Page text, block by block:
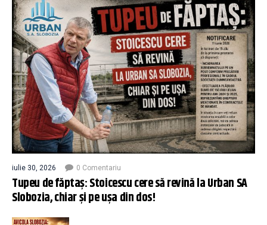
iulie 30, 2026 0 Comentariu
Tupeu de făptaș: Stoicescu cere să revină la Urban SA
Slobozia, chiar și pe ușa din dos!